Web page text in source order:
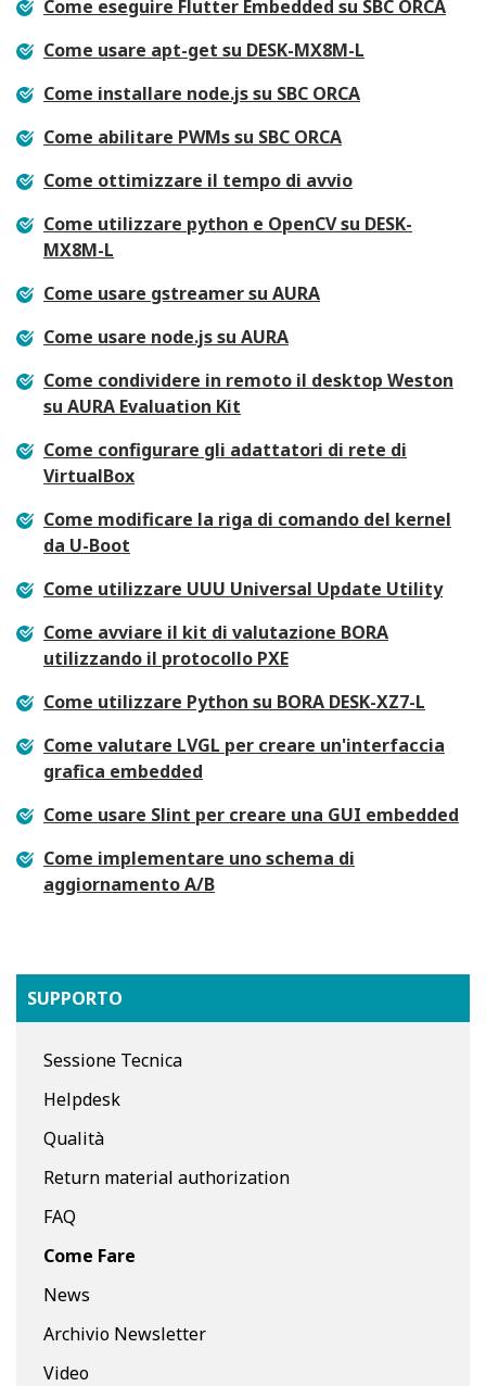
SUPPORTO
Sessione Tecnica
Helpdesk
Qualità
Return material authorization
FAQ
Come Fare
News
Archivio Newsletter
Video
Come eseguire Flutter Embedded su SBC ORCA
Come usare apt-get su DESK-MX8M-L
Come installare node.js su SBC ORCA
Come abilitare PWMs su SBC ORCA
Come ottimizzare il tempo di avvio
Come utilizzare python e OpenCV su DESK-
MX8M-L
Come usare gstreamer su AURA
Come usare node.js su AURA
Come condividere in remoto il desktop Weston
su AURA Evaluation Kit
Come configurare gli adattatori di rete di
VirtualBox
Come modificare la riga di comando del kernel
da U-Boot
Come utilizzare UUU Universal Update Utility
Come avviare il kit di valutazione BORA
utilizzando il protocollo PXE
Come utilizzare Python su BORA DESK-XZ7-L
Come valutare LVGL per creare un'interfaccia
grafica embedded
Come usare Slint per creare una GUI embedded
Come implementare uno schema di
aggiornamento A/B